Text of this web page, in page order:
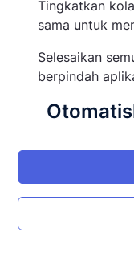
Tingkatkan
sama untuk
Selesaikan
berpindah